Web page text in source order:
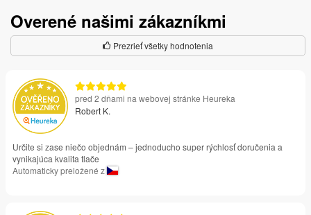
Overené našimi zákazníkmi
Prezrieť všetky hodnotenia
pred 2 dňami na webovej stránke Heureka
Robert K.
Určite si zase niečo objednám – jednoducho super rýchlosť doručenia a
vynikajúca kvalita tlače
Automaticky preložené z